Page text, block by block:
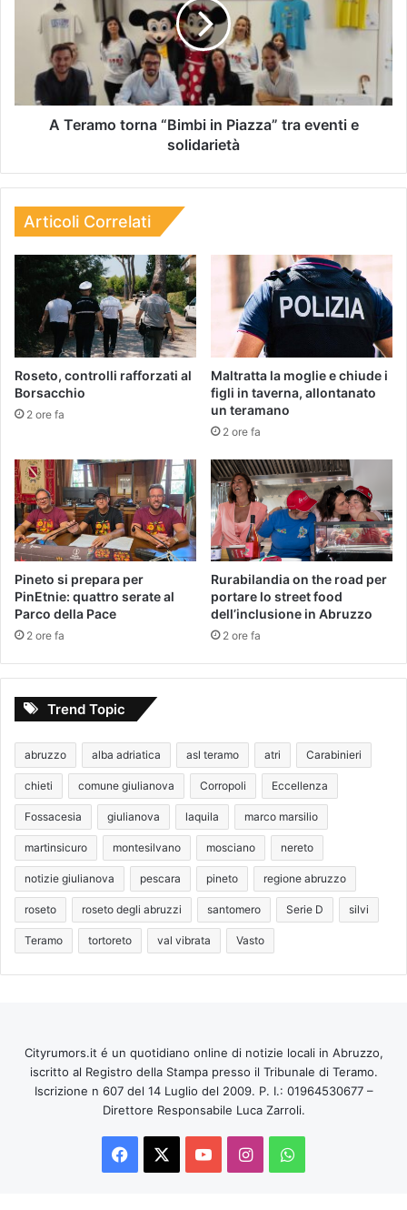
A Teramo torna “Bimbi in Piazza” tra eventi e
solidarietà
Articoli Correlati
Roseto, controlli rafforzati al
Borsacchio
2 ore fa
Maltratta la moglie e chiude i
figli in taverna, allontanato
un teramano
2 ore fa
Pineto si prepara per
PinEtnie: quattro serate al
Parco della Pace
2 ore fa
Rurabilandia on the road per
portare lo street food
dell’inclusione in Abruzzo
2 ore fa
Trend Topic
abruzzo alba adriatica asl teramo atri Carabinieri
chieti comune giulianova Corropoli Eccellenza
Fossacesia giulianova laquila marco marsilio
martinsicuro montesilvano mosciano nereto
notizie giulianova pescara pineto regione abruzzo
roseto roseto degli abruzzi santomero Serie D silvi
Teramo tortoreto val vibrata Vasto
Cityrumors.it é un quotidiano online di notizie locali in Abruzzo,
iscritto al Registro della Stampa presso il Tribunale di Teramo.
Iscrizione n 607 del 14 Luglio del 2009. P. I.: 01964530677 –
Direttore Responsabile Luca Zarroli.
Facebook
You InstagramWhatsApp